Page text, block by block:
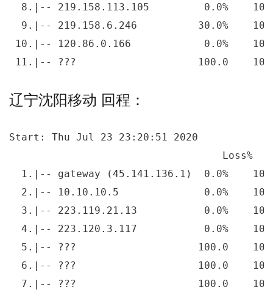
8.|-- 219.158.113.105         0.0%    10
9.|-- 219.158.6.246          30.0%    10
10.|-- 120.86.0.166            0.0%    10
11.|-- ???                    100.0    10
辽宁沈阳移动 回程：
Start: Thu Jul 23 23:20:51 2020
Loss%
1.|-- gateway (45.141.136.1)  0.0%    10
2.|-- 10.10.10.5              0.0%    10
3.|-- 223.119.21.13           0.0%    10
4.|-- 223.120.3.117           0.0%    10
5.|-- ???                    100.0    10
6.|-- ???                    100.0    10
7.|-- ???                    100.0    10